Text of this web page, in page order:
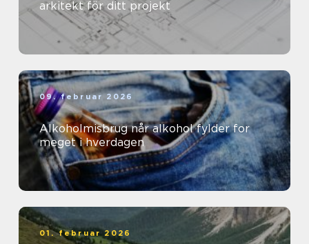
arkitekt för ditt projekt
09. februar 2026
Alkoholmisbrug når alkohol fylder for
meget i hverdagen
01. februar 2026